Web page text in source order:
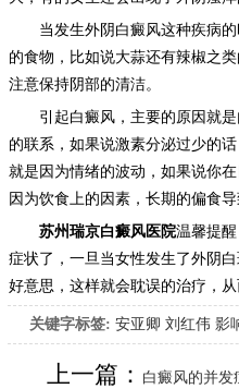
当发生外阴白癜风这种疾病的
的食物，比如说大蒜还有辣椒之
注意保持阴部的清洁。
引起白癜风，主要的原因就是
的联系，如果说激素分泌过少的
就是因为情绪的波动，如果说你
因为饮食上的因素，长期的偏食导
苏州瑞京白癜风医院温馨提
症状了，一旦当女性发生了外阴
好意思，这样就会耽误的治疗，
关键字标签: 安亚卿 刘红伟 影
女生应该如何治疗呢
上一篇： 白癜风的并发